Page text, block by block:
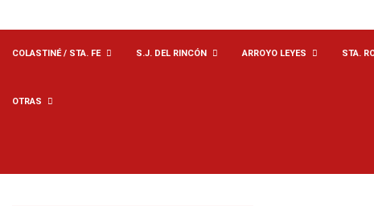
COLASTINÉ / STA. FE S.J. DEL RINCÓN ARROYO LEYES STA.
OTRAS